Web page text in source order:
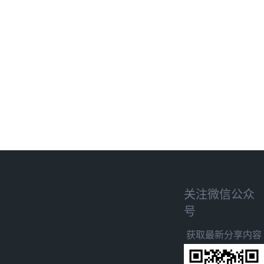
关注微信公众
号
获取最新分享内容